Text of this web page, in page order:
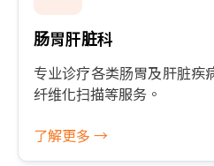
肠胃肝脏科
专业诊疗各类肠胃及肝脏疾
纤维化扫描等服务。
了解更多 →